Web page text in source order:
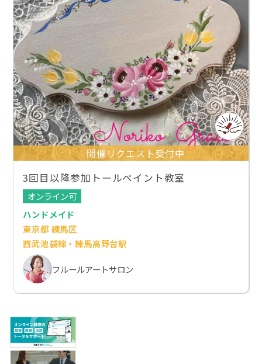
開催リクエスト受付中
3回目以降参加トールペイント教室
オンライン可
ハンドメイド
東京都 練馬区
西武池袋線・練馬高野台駅
フルールアートサロン